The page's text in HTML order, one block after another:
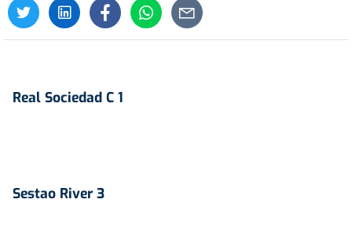
Real Sociedad C 1
Sestao River 3